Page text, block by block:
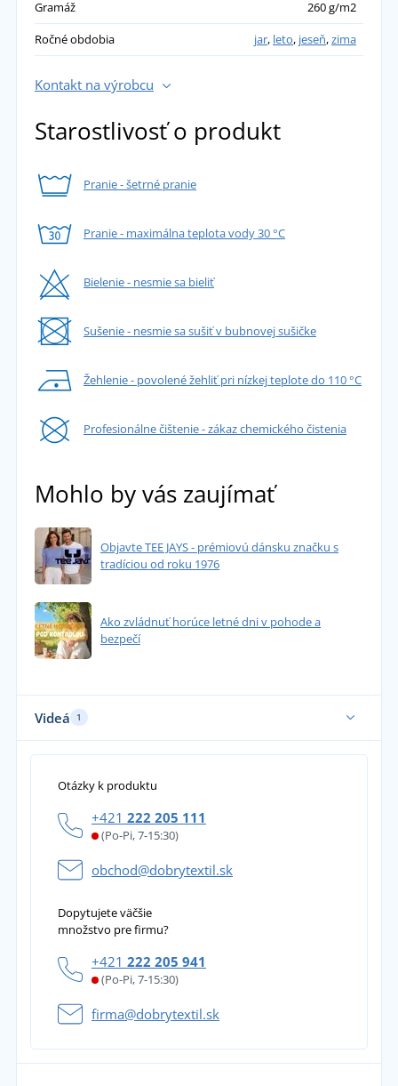
Gramáž
260 g/m2
Ročné obdobia
jar, leto, jeseň,zima
Kontakt na výrobcu
Starostlivosť o produkt
Pranie - šetrné pranie
Pranie - maximálna teplota vody 30 °C
Bielenie - nesmie sa bieliť
Sušenie - nesmie sa sušiť v bubnovej sušičke
Žehlenie - povolené žehliť pri nízkej teplote do 110 °C
Profesionálne čištenie - zákaz chemického čistenia
Mohlo by vás zaujímať
Objavte TEE JAYS - prémiovú dánsku značku s
tradíciou od roku 1976
Ako zvládnuť horúce letné dni v pohode a
bezpečí
Videá 1
Otázky k produktu
+421 222 205 111
(Po-Pi, 7-15:30)
obchod@dobrytextil.sk
Dopytujete väčšie
množstvo pre firmu?
+421 222 205 941
(Po-Pi, 7-15:30)
firma@dobrytextil.sk